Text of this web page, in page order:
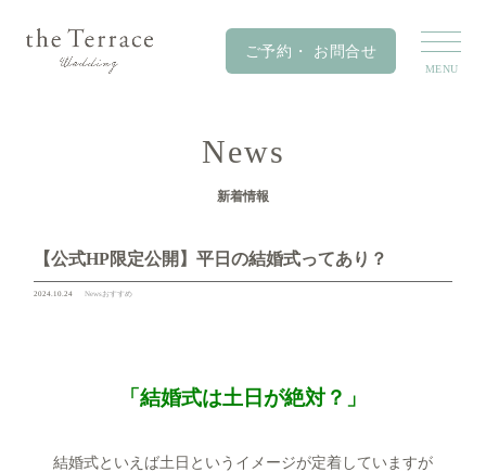
News
新着情報
【公式HP限定公開】平日の結婚式ってあり？
2024.10.24 Newsおすすめ
「結婚式は土日が絶対？」
結婚式といえば土日というイメージが定着していますが